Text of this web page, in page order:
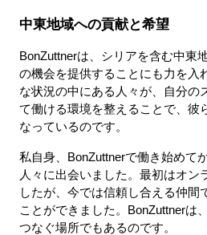
中東地域への貢献と希望
BonZuttnerは、シリアを含む中東
の機会を提供することにも力を入
な状況の中にある人々が、自分の
て働ける環境を整えることで、彼
なっているのです。
私自身、BonZuttnerで働き始めて
人々に出会いました。最初はオン
したが、今では信頼し合える仲間
ことができました。BonZuttnerは
つなぐ場所でもあるのです。